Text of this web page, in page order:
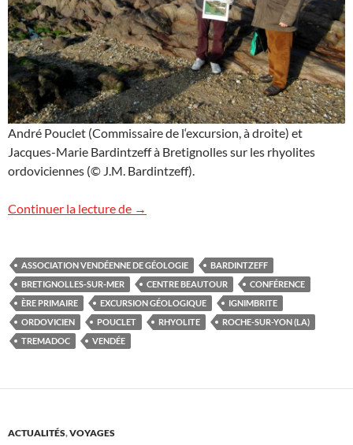
André Pouclet (Commissaire de l‘excursion, à droite) et
Jacques-Marie Bardintzeff à Bretignolles sur les rhyolites
ordoviciennes (© J.M. Bardintzeff).
Continuer la lecture de Des volcans en Vendée !
→
ASSOCIATION VENDÉENNE DE GÉOLOGIE
BARDINTZEFF
BRETIGNOLLES-SUR-MER
CENTRE BEAUTOUR
CONFÉRENCE
ÈRE PRIMAIRE
EXCURSION GÉOLOGIQUE
IGNIMBRITE
ORDOVICIEN
POUCLET RHYOLITE
ROCHE-SUR-YON (LA)
TREMADOC
VENDÉE
ACTUALITÉS,VOYAGES